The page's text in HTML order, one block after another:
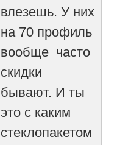
влезешь. У них
на 70 профиль
вообще часто
скидки
бывают. И ты
это с каким
стеклопакетом